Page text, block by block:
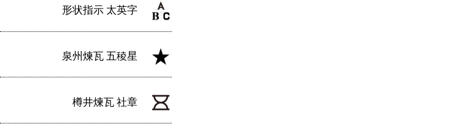
形状指示 太英字
泉州煉瓦 五稜星
樽井煉瓦 社章